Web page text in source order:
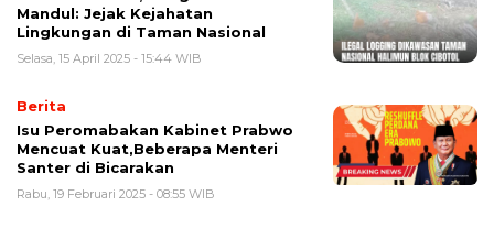
Mandul: Jejak Kejahatan
Lingkungan di Taman Nasional
Selasa, 15 April 2025 - 15:44 WIB
Berita
Isu Peromabakan Kabinet Prabwo
Mencuat Kuat,Beberapa Menteri
Santer di Bicarakan
Rabu, 19 Februari 2025 - 08:55 WIB